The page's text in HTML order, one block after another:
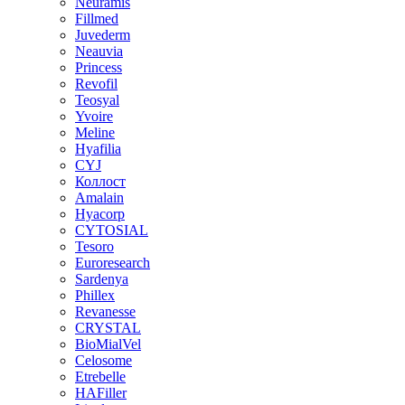
Fillmed
Juvederm
Neauvia
Princess
Revofil
Teosyal
Yvoire
Meline
Hyafilia
CYJ
Коллост
Amalain
Hyacorp
CYTOSIAL
Tesoro
Euroresearch
Sardenya
Phillex
Revanesse
CRYSTAL
BioMialVel
Celosome
Etrebelle
HAFiller